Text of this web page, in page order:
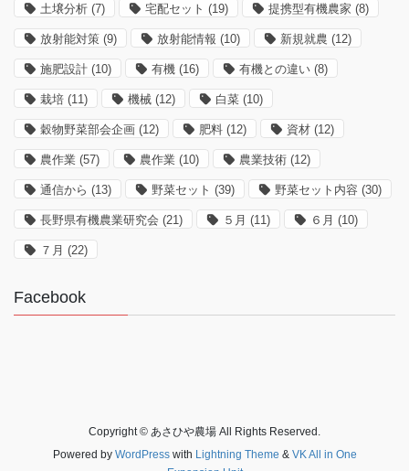
土壌分析 (7) 宅配セット (19) 提携型有機農家 (8)
放射能対策 (9) 放射能情報 (10) 新規就農 (12)
施肥設計 (10) 有機 (16) 有機との違い (8)
栽培 (11) 機械 (12) 白菜 (10)
穀物野菜部会企画 (12) 肥料 (12) 資材 (12)
農作業 (57) 農作業 (10) 農業技術 (12)
通信から (13) 野菜セット (39) 野菜セット内容 (30)
長野県有機農業研究会 (21) ５月 (11) ６月 (10)
７月 (22)
Facebook
Copyright © あさひや農場 All Rights Reserved.
Powered by WordPresswith Lightning Theme & VK All in One